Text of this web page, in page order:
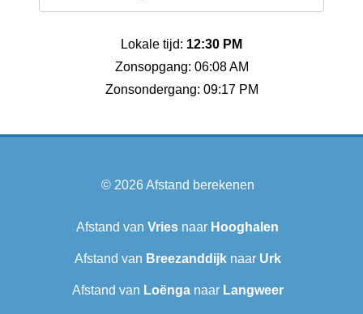
Lokale tijd: 12:30 PM
Zonsopgang: 06:08 AM
Zonsondergang: 09:17 PM
© 2026Afstand berekenen
Afstand van Vries naar Hooghalen
Afstand van Breezanddijknaar Urk
Afstand van Loënganaar Langweer‎